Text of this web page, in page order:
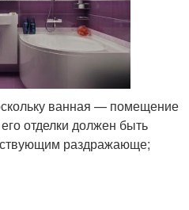
ванная — помещение
отделки должен быть
раздражающе;